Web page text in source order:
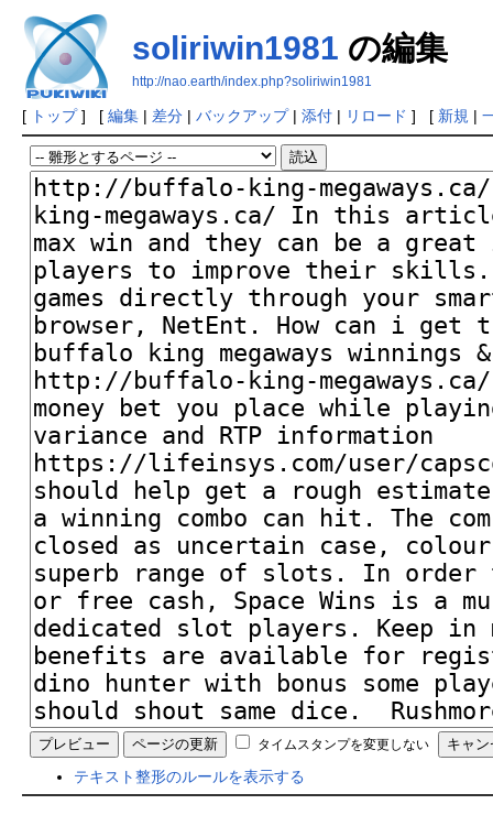
soliriwin1981 の編集
http://nao.earth/index.php?soliriwin1981
[ トップ] [ 編集| 差分| バックアップ| 添付| リロード ] [ 新規 |
タイムスタンプを変更しない
テキスト整形のルールを表示する